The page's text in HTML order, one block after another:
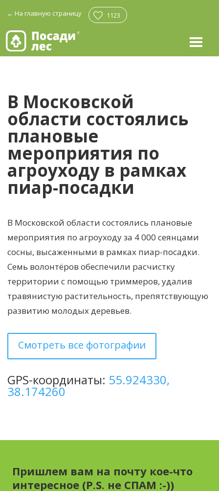
← На главную страницу 1123
В Московской
области состоялись
плановые
мероприятия по
агроуходу в рамках
пиар-посадки
В Московской области состоялись плановые
мероприятия по агроуходу за 4 000 сеянцами
сосны, высаженными в рамках пиар-посадки.
Семь волонтёров обеспечили расчистку
территории с помощью триммеров, удалив
травянистую растительность, препятствующую
развитию молодых деревьев.
Смотреть все фотографии
GPS-координаты: 55.924330,
38.174260
Пришлем вам на почту кое-что
интересное (P.S. не СПАМ :-))